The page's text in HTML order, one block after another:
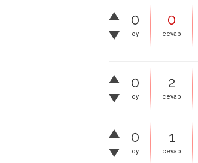
0
oy
0
cevap
0
oy
2
cevap
0
oy
1
cevap